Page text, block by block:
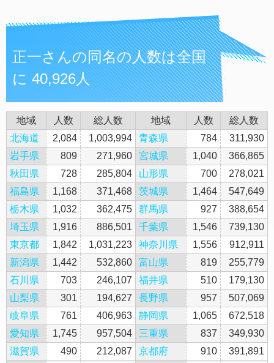
正一さんの同名の人数は全国
に 40,926人
地域 人数 総人数 地域 人数
総人数
北海道
2,084 1,003,994 青森県 784
311,930
岩手県
809 271,960 宮城県 1,040
366,865
秋田県
728 285,804 山形県 700
278,021
福島県
1,168 371,468 茨城県 1,464
547,649
栃木県
1,032 362,475 群馬県 927
388,654
埼玉県
1,916 886,501 千葉県 1,546
739,130
東京都
1,842 1,031,223 神奈川県 1,556
912,911
新潟県
1,442 532,860 富山県 819
255,779
石川県
703 246,107 福井県 510
179,130
山梨県
301 194,627 長野県 957
507,069
岐阜県
761 406,963 静岡県 1,065
672,518
愛知県
1,745 957,504 三重県 837
349,930
滋賀県
490 212,087 京都府 910 391,891